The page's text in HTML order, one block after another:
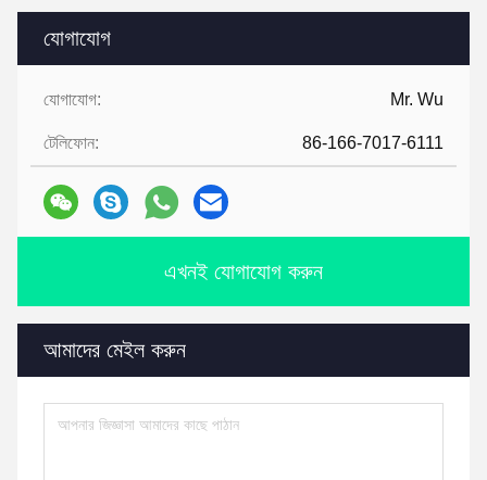
যোগাযোগ
যোগাযোগ: Mr. Wu
টেলিফোন: 86-166-7017-6111
এখনই যোগাযোগ করুন
আমাদের মেইল করুন